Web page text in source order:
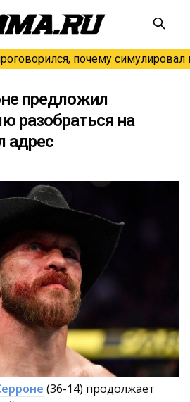
почему симулировал
предложил
разобраться на
адрес
(36-14) продолжает